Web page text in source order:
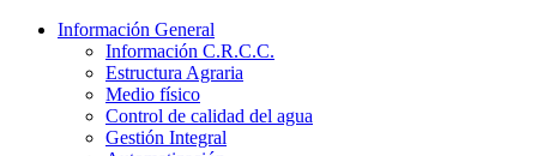
Información General
Información C.R.C.C.
Estructura Agraria
Medio físico
Control de calidad del agua
Gestión Integral